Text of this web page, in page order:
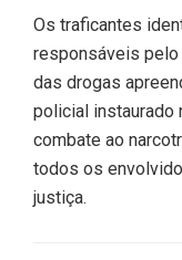
Os traficantes
responsáveis
das drogas
policial instaurado
combate ao
todos os
justiça.